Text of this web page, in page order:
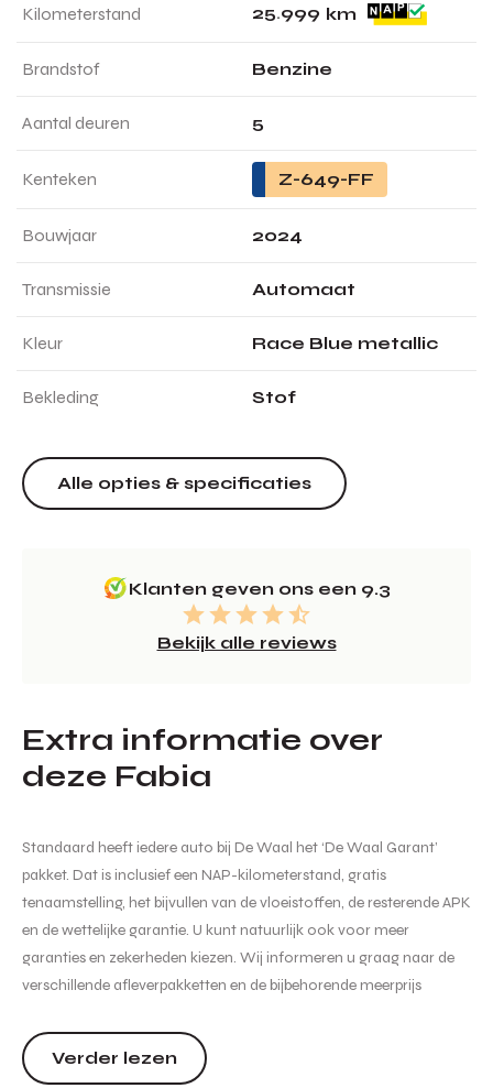
Kilometerstand 25.999 km
Brandstof Benzine
Aantal deuren 5
Kenteken Z-649-FF
Bouwjaar 2024
Transmissie Automaat
Kleur Race Blue metallic
Bekleding Stof
Alle opties & specificaties
Klanten geven ons een 9.3
Bekijk alle reviews
Extra informatie over
deze Fabia
Standaard heeft iedere auto bij De Waal het ‘De Waal Garant’
pakket. Dat is inclusief een NAP-kilometerstand, gratis
tenaamstelling, het bijvullen van de vloeistoffen, de resterende APK
en de wettelijke garantie. U kunt natuurlijk ook voor meer
garanties en zekerheden kiezen. Wij informeren u graag naar de
verschillende afleverpakketten en de bijbehorende meerprijs
actueel mogelijk wordt weergegeven zijn wijzigin...
Verder lezen